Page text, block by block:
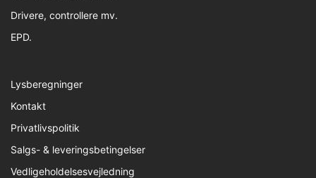
Drivere, controllere mv.
EPD.
Lysberegninger
Kontakt
Privatlivspolitik
Salgs- & leveringsbetingelser
Vedligeholdelsesvejledning